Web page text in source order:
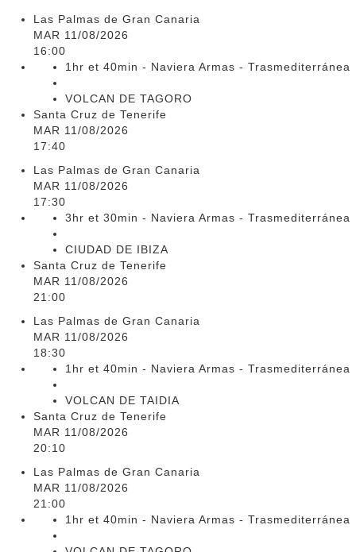
Las Palmas de Gran Canaria
MAR 11/08/2026
16:00
1hr et 40min - Naviera Armas - Trasmediterránea
VOLCAN DE TAGORO
Santa Cruz de Tenerife
MAR 11/08/2026
17:40
Las Palmas de Gran Canaria
MAR 11/08/2026
17:30
3hr et 30min - Naviera Armas - Trasmediterránea
CIUDAD DE IBIZA
Santa Cruz de Tenerife
MAR 11/08/2026
21:00
Las Palmas de Gran Canaria
MAR 11/08/2026
18:30
1hr et 40min - Naviera Armas - Trasmediterránea
VOLCAN DE TAIDIA
Santa Cruz de Tenerife
MAR 11/08/2026
20:10
Las Palmas de Gran Canaria
MAR 11/08/2026
21:00
1hr et 40min - Naviera Armas - Trasmediterránea